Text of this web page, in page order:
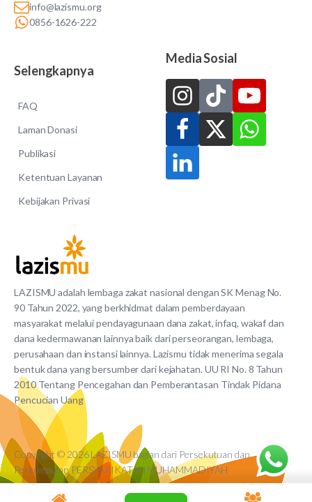
LAZISMU adalah lembaga zakat nasional dengan SK Menag No.
90 Tahun 2022, yang berkhidmat dalam pemberdayaan
masyarakat melalui pendayagunaan dana zakat, infaq, wakaf dan
dana kedermawanan lainnya baik dari perseorangan, lembaga,
perusahaan dan instansi lainnya. Lazismu tidak menerima segala
bentuk dana yang bersumber dari kejahatan. UU RI No. 8 Tahun
2010 Tentang Pencegahan dan Pemberantasan Tindak Pidana
Pencucian Uang
info@lazismu.org
0856-1626-222
Selengkapnya
FAQ
Laman Donasi
Publikasi
Ketentuan Layanan
Kebijakan Privasi
Media Sosial
Copyright © 2026 LAZISMU bagian dari Persekutuan dan
Perkumpulan PERSYARIKATAN MUHAMMADIYAH